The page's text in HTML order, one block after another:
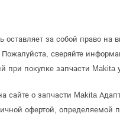
оставляет за собой право
сверяйте
при покупке запчасти Makita
сайте о запчасти Makita
офертой, определяемой